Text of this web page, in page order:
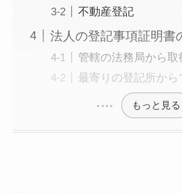
不動産登記
法人の登記事項証明書
管轄の法務局から取
最寄りの登記所から
もっと見る